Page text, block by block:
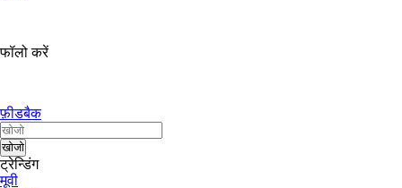
फॉलो करें
फ़ीडबैक
ट्रेन्डिंग
मूवी